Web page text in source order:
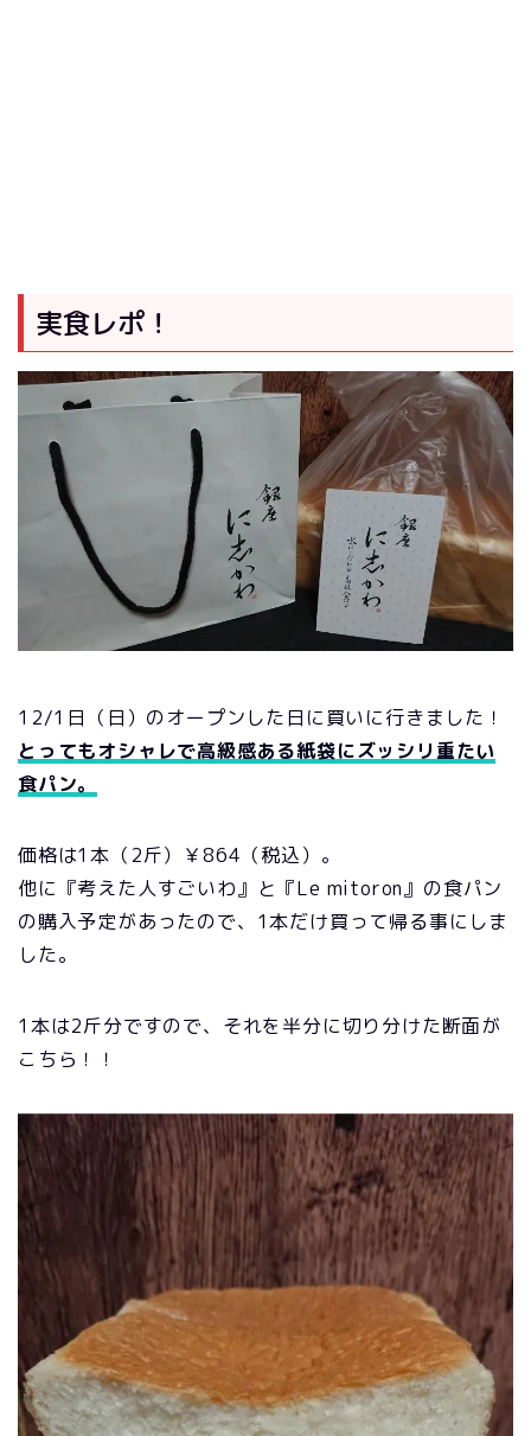
実食レポ！
12/1日（日）のオープンした日に買いに行きました！
とってもオシャレで高級感ある紙袋にズッシリ重たい
食パン。
価格は1本（2斤）￥864（税込）。
他に『考えた人すごいわ』と『Le mitoron』の食パン
の購入予定があったので、1本だけ買って帰る事にしま
した。
1本は2斤分ですので、それを半分に切り分けた断面が
こちら！！